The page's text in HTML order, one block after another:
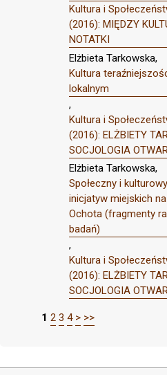
Kultura i
(2016): MIĘDZY
NOTATKI
Elżbieta Tarkowska,
Kultura
lokalnym
,
Kultura i
(2016): ELŻBIETY
SOCJOLOGIA
Elżbieta Tarkowska,
Społeczny i
inicjatyw miejskich
Ochota (fragmenty
badań)
,
Kultura i
(2016): ELŻBIETY
SOCJOLOGIA
1 2 3 4 > >>